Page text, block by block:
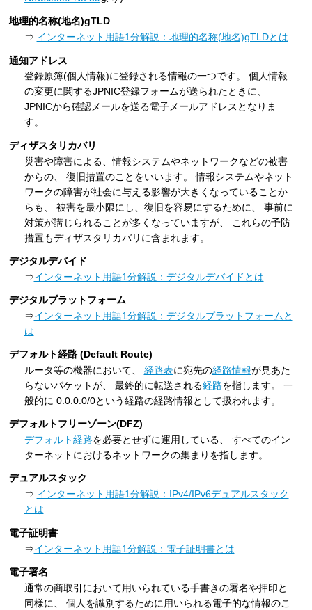
地理的名称(地名)gTLD
⇒ インターネット用語1分解説：地理的名称(地名)gTLDとは
通知アドレス
登録原簿(個人情報)に登録される情報の一つです。 個人情報
の変更に関するJPNIC登録フォームが送られたときに、
JPNICから確認メールを送る電子メールアドレスとなりま
す。
ディザスタリカバリ
災害や障害による、情報システムやネットワークなどの被害
からの、 復旧措置のことをいいます。 情報システムやネット
ワークの障害が社会に与える影響が大きくなっていることか
らも、 被害を最小限にし、復旧を容易にするために、 事前に
対策が講じられることが多くなっていますが、 これらの予防
措置もディザスタリカバリに含まれます。
デジタルデバイド
⇒インターネット用語1分解説：デジタルデバイドとは
デジタルプラットフォーム
⇒インターネット用語1分解説：デジタルプラットフォームと
は
デフォルト経路 (Default Route)
ルータ等の機器において、 経路表に宛先の経路情報が見あた
らないパケットが、 最終的に転送される経路を指します。 一
般的に 0.0.0.0/0という経路の経路情報として扱われます。
デフォルトフリーゾーン(DFZ)
デフォルト経路を必要とせずに運用している、 すべてのイン
ターネットにおけるネットワークの集まりを指します。
デュアルスタック
⇒ インターネット用語1分解説：IPv4/IPv6デュアルスタック
とは
電子証明書
⇒インターネット用語1分解説：電子証明書とは
電子署名
通常の商取引において用いられている手書きの署名や押印と
同様に、 個人を識別するために用いられる電子的な情報のこ